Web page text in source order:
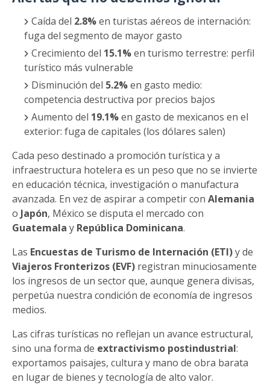
Caída del 2.8%en turistas aéreos de internación:
fuga del segmento de mayor gasto
Crecimiento del 15.1%en turismo terrestre: perfil
turístico más vulnerable
Disminución del 5.2%en gasto medio:
competencia destructiva por precios bajos
Aumento del 19.1%en gasto de mexicanos en el
exterior: fuga de capitales (los dólares salen)
Cada peso destinado a promoción turística y a
infraestructura hotelera es un peso que no se invierte
en educación técnica, investigación o manufactura
avanzada. En vez de aspirar a competir con Alemania
o Japón, México se disputa el mercado con
Guatemala y República Dominicana.
Las Encuestas de Turismo de Internación (ETI)y de
Viajeros Fronterizos (EVF) registran minuciosamente
los ingresos de un sector que, aunque genera divisas,
perpetúa nuestra condición de economía de ingresos
medios.
Las cifras turísticas no reflejan un avance estructural,
sino una forma de extractivismo postindustrial:
exportamos paisajes, cultura y mano de obra barata
en lugar de bienes y tecnología de alto valor.